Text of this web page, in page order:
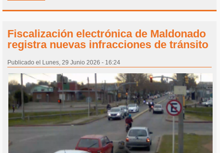
Fiscalización electrónica de Maldonado
registra nuevas infracciones de tránsito
Publicado el Lunes, 29 Junio 2026 - 16:24